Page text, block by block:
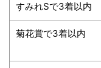
すみれSで3着以内
菊花賞で3着以内